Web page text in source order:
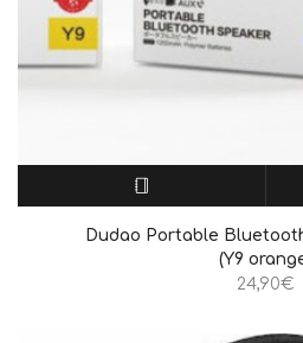
ΔΙΑΒΆΣΤΕ ΠΕΡΙΣΣΌΤΕΡΑ
Dudao Portable
(Y9
24,90€